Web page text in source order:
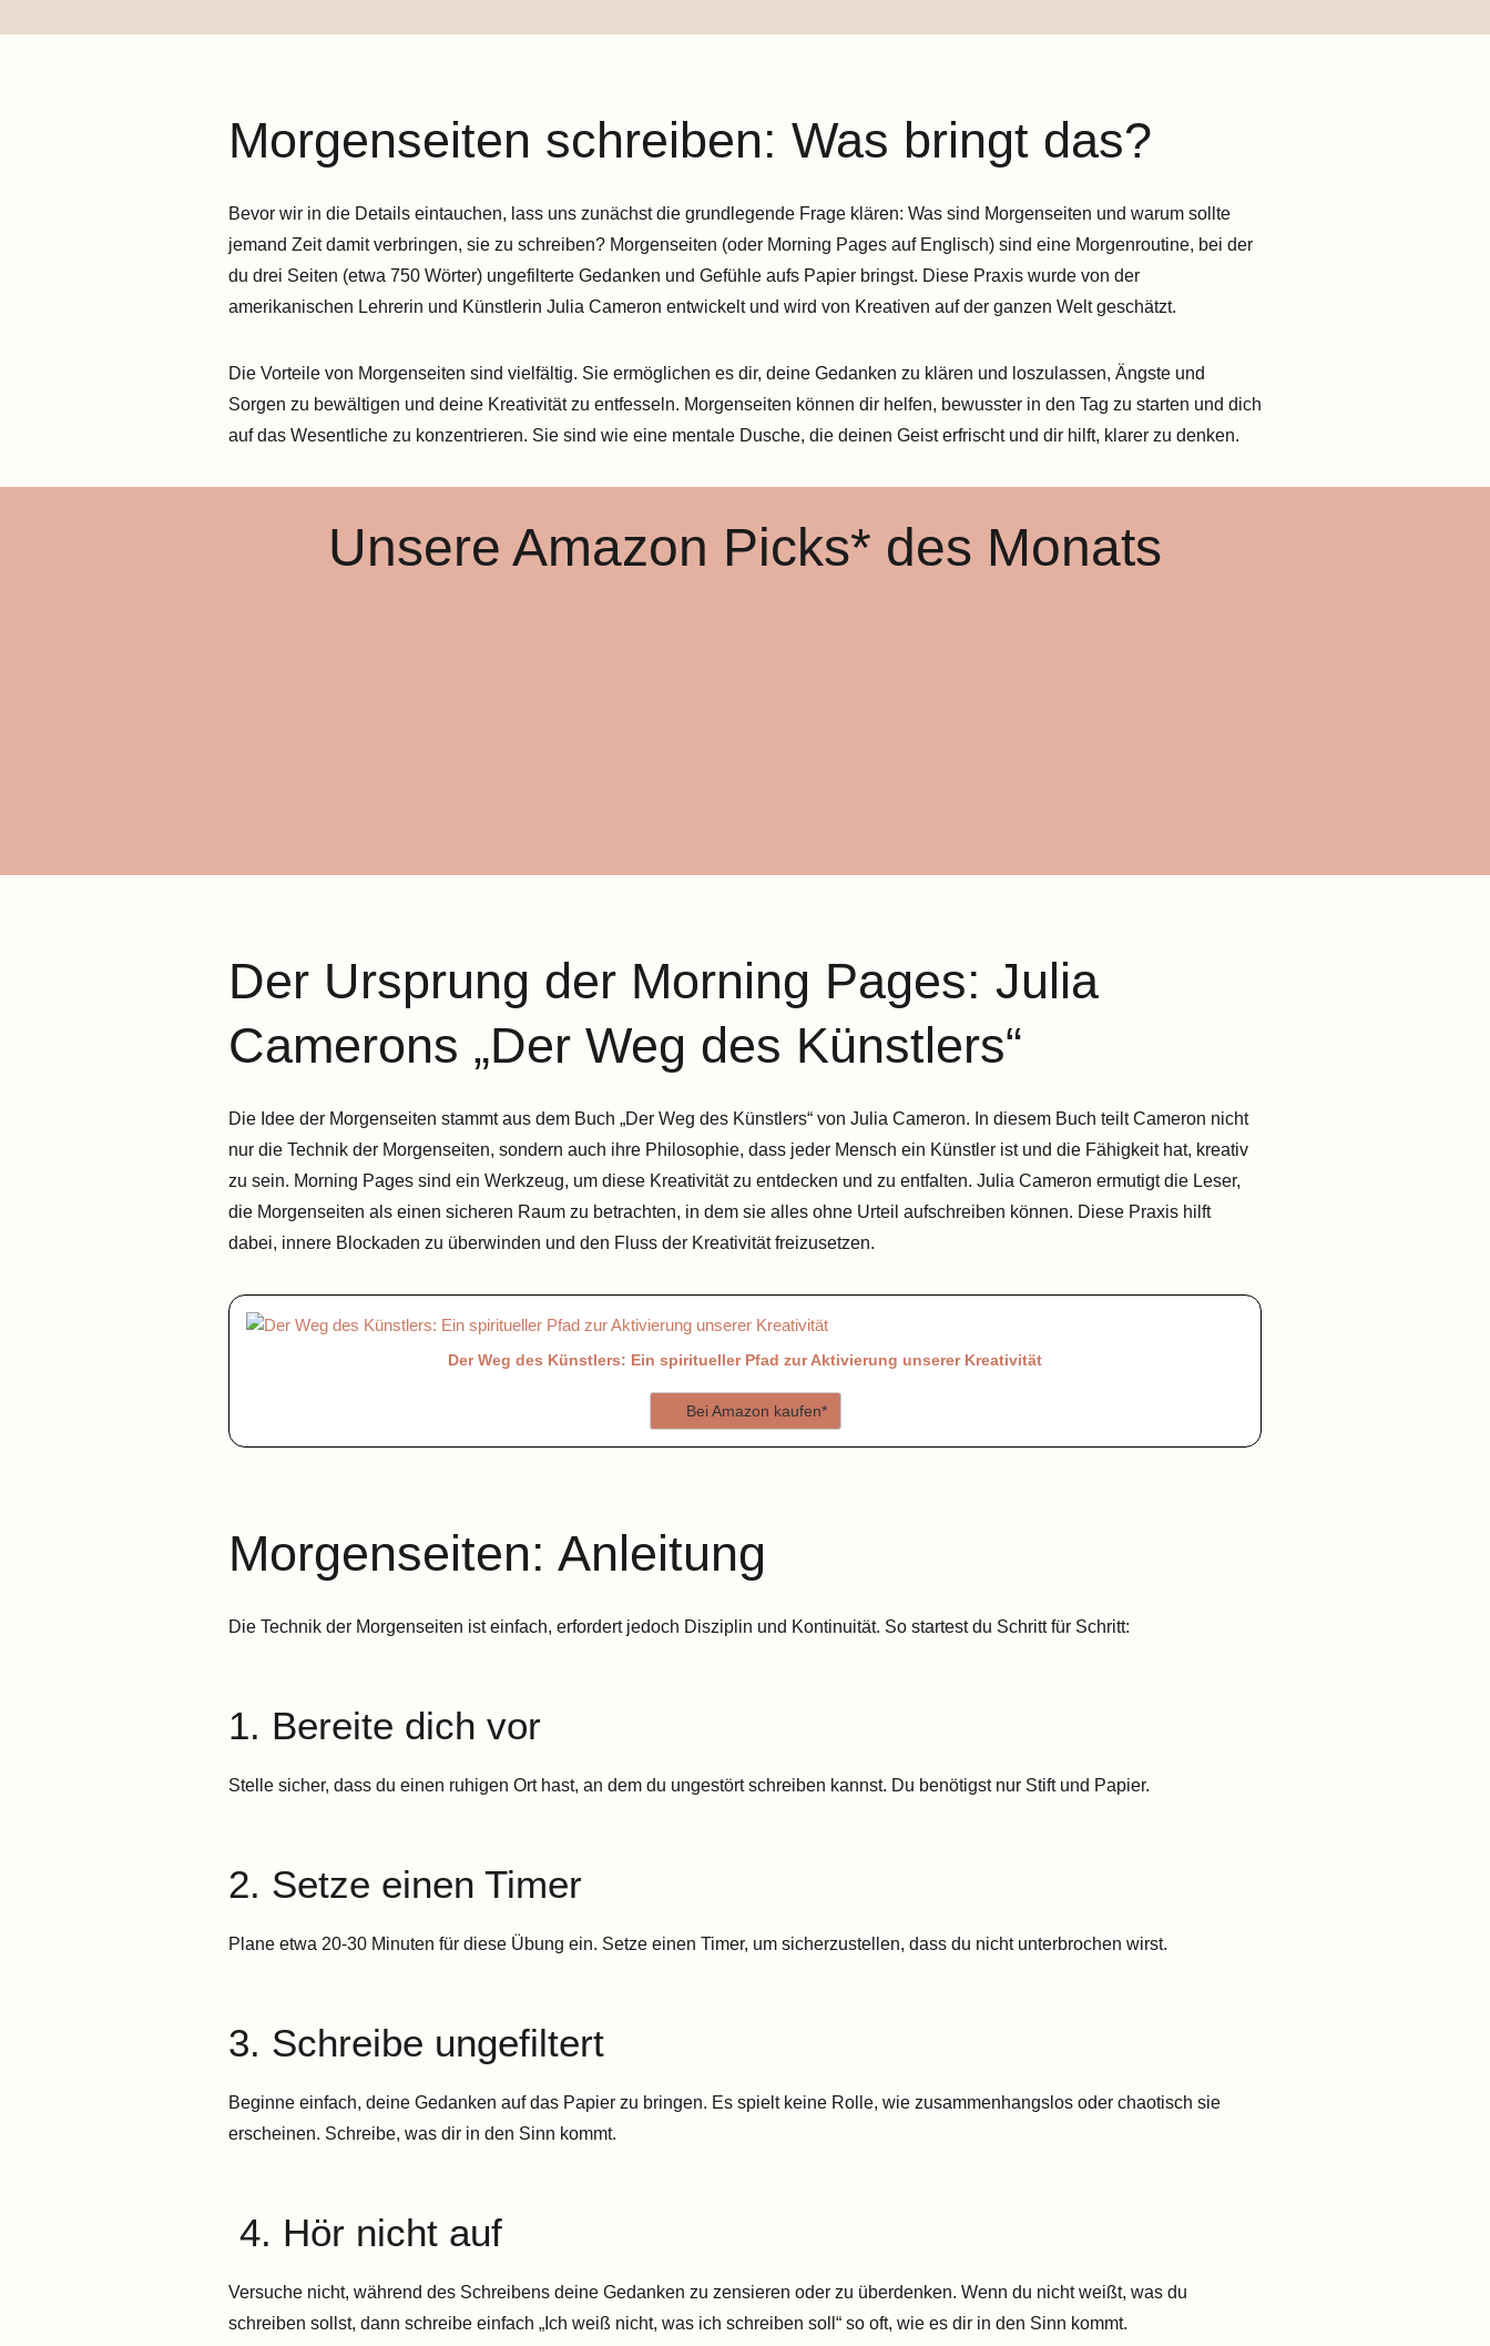
Morgenseiten schreiben: Was bringt das?
Bevor wir in die Details eintauchen, lass uns zunächst die grundlegende Frage klären: Was sind Morgenseiten und warum sollte
jemand Zeit damit verbringen, sie zu schreiben? Morgenseiten (oder Morning Pages auf Englisch) sind eine Morgenroutine, bei der
du drei Seiten (etwa 750 Wörter) ungefilterte Gedanken und Gefühle aufs Papier bringst. Diese Praxis wurde von der
amerikanischen Lehrerin und Künstlerin Julia Cameron entwickelt und wird von Kreativen auf der ganzen Welt geschätzt.
Die Vorteile von Morgenseiten sind vielfältig. Sie ermöglichen es dir, deine Gedanken zu klären und loszulassen, Ängste und
Sorgen zu bewältigen und deine Kreativität zu entfesseln. Morgenseiten können dir helfen, bewusster in den Tag zu starten und dich
auf das Wesentliche zu konzentrieren. Sie sind wie eine mentale Dusche, die deinen Geist erfrischt und dir hilft, klarer zu denken.
Unsere Amazon Picks* des Monats
Der Ursprung der Morning Pages: Julia
Camerons „Der Weg des Künstlers“
Die Idee der Morgenseiten stammt aus dem Buch „Der Weg des Künstlers“ von Julia Cameron. In diesem Buch teilt Cameron nicht
nur die Technik der Morgenseiten, sondern auch ihre Philosophie, dass jeder Mensch ein Künstler ist und die Fähigkeit hat, kreativ
zu sein. Morning Pages sind ein Werkzeug, um diese Kreativität zu entdecken und zu entfalten. Julia Cameron ermutigt die Leser,
die Morgenseiten als einen sicheren Raum zu betrachten, in dem sie alles ohne Urteil aufschreiben können. Diese Praxis hilft
dabei, innere Blockaden zu überwinden und den Fluss der Kreativität freizusetzen.
Der Weg des Künstlers: Ein spiritueller Pfad zur Aktivierung unserer Kreativität
Bei Amazon kaufen*
Morgenseiten: Anleitung
Die Technik der Morgenseiten ist einfach, erfordert jedoch Disziplin und Kontinuität. So startest du Schritt für Schritt:
1. Bereite dich vor
Stelle sicher, dass du einen ruhigen Ort hast, an dem du ungestört schreiben kannst. Du benötigst nur Stift und Papier.
2. Setze einen Timer
Plane etwa 20-30 Minuten für diese Übung ein. Setze einen Timer, um sicherzustellen, dass du nicht unterbrochen wirst.
3. Schreibe ungefiltert
Beginne einfach, deine Gedanken auf das Papier zu bringen. Es spielt keine Rolle, wie zusammenhangslos oder chaotisch sie
erscheinen. Schreibe, was dir in den Sinn kommt.
4. Hör nicht auf
Versuche nicht, während des Schreibens deine Gedanken zu zensieren oder zu überdenken. Wenn du nicht weißt, was du
schreiben sollst, dann schreibe einfach „Ich weiß nicht, was ich schreiben soll“ so oft, wie es dir in den Sinn kommt.